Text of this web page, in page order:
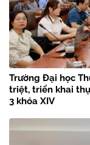
Trường Đại học
triệt, triển khai
3 khóa XIV